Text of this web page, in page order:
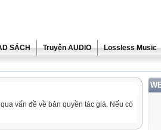
SÁCH Truyện AUDIO Lossless Music
vấn đề về bản quyền tác giả. Nếu có